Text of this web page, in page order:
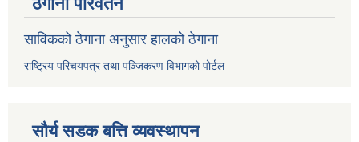
साविकको ठेगाना अनुसार हालको ठेगाना
राष्ट्रिय परिचयपत्र तथा पञ्जिकरण विभागको पोर्टल
सौर्य सडक बत्ति व्यवस्थापन